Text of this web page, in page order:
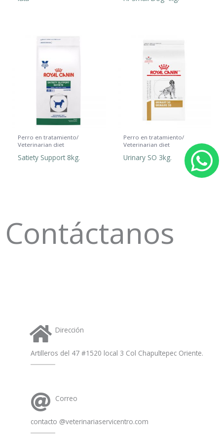
Perro en tratamiento/
Veterinarian diet
Satiety Support 8kg.
Perro en tratamiento/
Veterinarian diet
Urinary SO 3kg.
Contáctanos
Dirección
Artilleros del 47 #1520 local 3 Col Chapultepec Oriente.
Correo
contacto @veterinariaservicentro.com
h